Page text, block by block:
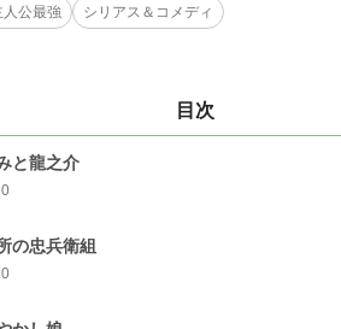
人公最強
シリアス＆コメディ
目次
と龍之介
の忠兵衛組